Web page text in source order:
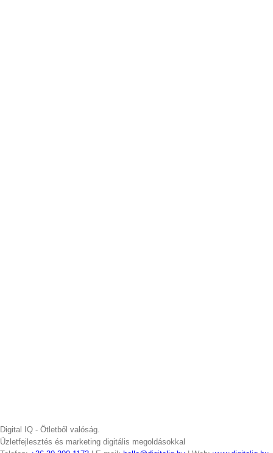
Digital IQ - Ötletből valóság.
Üzletfejlesztés és marketing digitális megoldásokkal